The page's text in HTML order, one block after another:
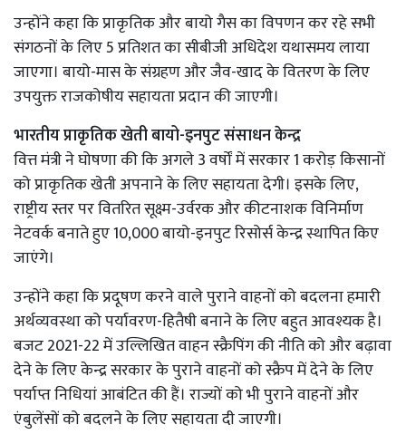
उन्होंने कहा कि प्राकृतिक और बायो गैस का विपणन कर रहे सभी
संगठनों के लिए 5 प्रतिशत का सीबीजी अधिदेश यथासमय लाया
जाएगा। बायो-मास के संग्रहण और जैव-खाद के वितरण के लिए
उपयुक्त राजकोषीय सहायता प्रदान की जाएगी।
भारतीय प्राकृतिक खेती बायो-इनपुट संसाधन केन्द्र
वित्त मंत्री ने घोषणा की कि अगले 3 वर्षों में सरकार 1 करोड़ किसानों
को प्राकृतिक खेती अपनाने के लिए सहायता देगी। इसके लिए,
राष्ट्रीय स्तर पर वितरित सूक्ष्म-उर्वरक और कीटनाशक विनिर्माण
नेटवर्क बनाते हुए 10,000 बायो-इनपुट रिसोर्स केन्द्र स्थापित किए
जाएंगे।
उन्होंने कहा कि प्रदूषण करने वाले पुराने वाहनों को बदलना हमारी
अर्थव्यवस्था को पर्यावरण-हितैषी बनाने के लिए बहुत आवश्यक है।
बजट 2021-22 में उल्लिखित वाहन स्क्रैपिंग की नीति को और बढ़ावा
देने के लिए केन्द्र सरकार के पुराने वाहनों को स्क्रैप में देने के लिए
पर्याप्त निधियां आबंटित की हैं। राज्यों को भी पुराने वाहनों और
एंबुलेंसों को बदलने के लिए सहायता दी जाएगी।